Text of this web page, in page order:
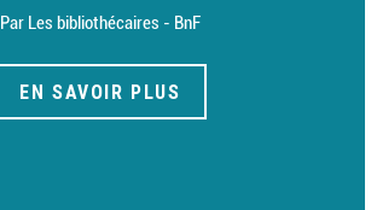
Par Les bibliothécaires - BnF
EN SAVOIR PLUS